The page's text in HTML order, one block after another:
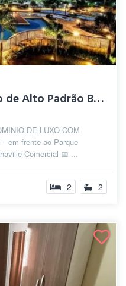
Quarto em Condomínio de Alto Padrão Baru...
DE LUXO COM
em frente ao Parque
Comercial 📅 ...
2 2